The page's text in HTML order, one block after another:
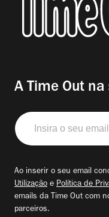
A Time Out
Insira
o
seu
Ao inserir o seu email
Utilização e Política de
emails da Time Out com
parceiros.